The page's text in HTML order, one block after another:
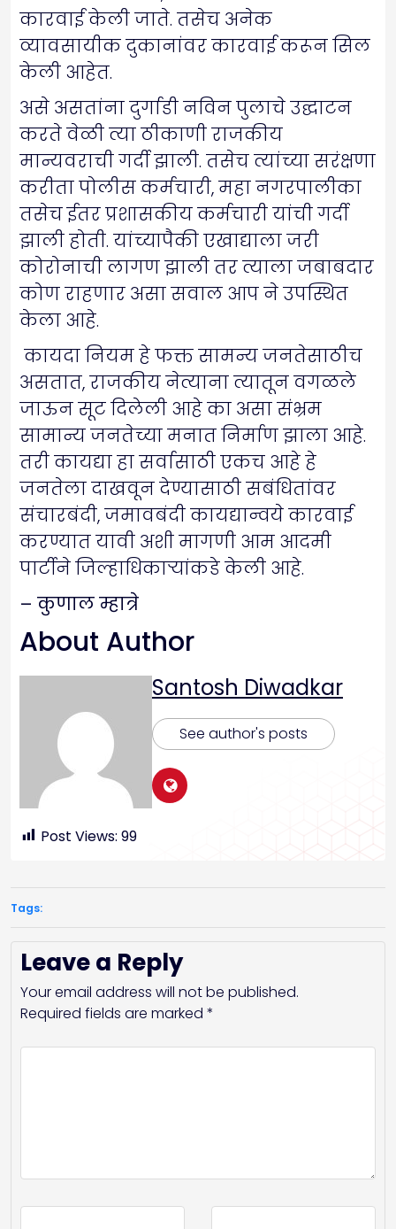
कारवाई केली जाते. तसेच अनेक
व्यावसायीक दुकानांवर कारवाई करून सिल
केली आहेत.
असे असतांना दुर्गाडी नविन पुलाचे उद्घाटन
करते वेळी त्या ठीकाणी राजकीय
मान्यवराची गर्दी झाली. तसेच त्यांच्या सरंक्षणा
करीता पोलीस कर्मचारी, महा नगरपालीका
तसेच ईतर प्रशासकीय कर्मचारी यांची गर्दी
झाली होती. यांच्यापैकी एखाद्याला जरी
कोरोनाची लागण झाली तर त्याला जबाबदार
कोण राहणार असा सवाल आप ने उपस्थित
केला आहे.
कायदा नियम हे फक्त सामन्य जनतेसाठीच
असतात, राजकीय नेत्याना त्यातून वगळले
जाऊन सूट दिलेली आहे का असा संभ्रम
सामान्य जनतेच्या मनात निर्माण झाला आहे.
तरी कायद्या हा सर्वासाठी एकच आहे हे
जनतेला दाखवून देण्यासाठी सबंधितांवर
संचारबंदी, जमावबंदी कायद्यान्वये कारवाई
करण्यात यावी अशी मागणी आम आदमी
पार्टीने जिल्हाधिकाऱ्यांकडे केली आहे.
– कुणाल म्हात्रे
About Author
Santosh Diwadkar
See author's posts
Post Views: 99
Tags:
Leave a Reply
Your email address will not be published.
Required fields are marked *